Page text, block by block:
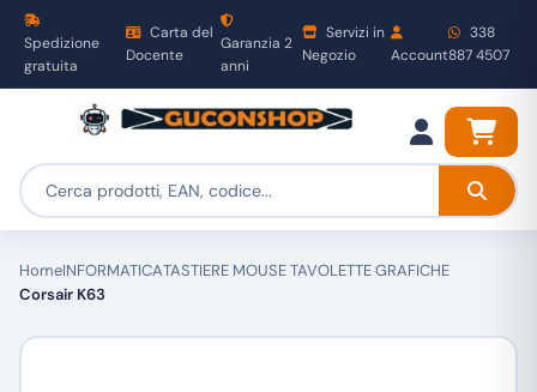
Spedizione
gratuita
Carta del
Docente
Garanzia 2
anni
Servizi in
Negozio
Account
338
887 4507
HomeINFORMATICATASTIERE MOUSE TAVOLETTE GRAFICHE
Corsair K63